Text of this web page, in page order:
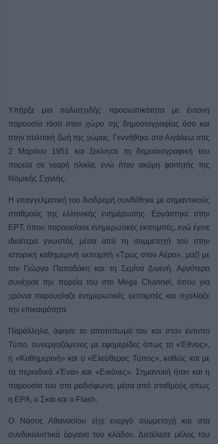
Yπήρξε μια πολυσχιδής προσωπικότητα με έντονη
παρουσία τόσο στον χώρο της δημοσιογραφίας όσο και
στην πολιτική ζωή της χώρας. Γεννήθηκε στο Αιγάλεω στις
2 Μαρτίου 1951 και ξεκίνησε τη δημοσιογραφική του
πορεία σε νεαρή ηλικία, ενώ ήταν ακόμη φοιτητής της
Νομικής Σχολής.
Η επαγγελματική του διαδρομή συνδέθηκε με σημαντικούς
σταθμούς της ελληνικής ενημέρωσης. Εργάστηκε στην
ΕΡΤ, όπου παρουσίασε ενημερωτικές εκπομπές, ενώ έγινε
ιδιαίτερα γνωστός μέσα από τη συμμετοχή του στην
ιστορική καθημερινή εκπομπή «Τρεις στον Αέρα», μαζί με
τον Γιώργο Παπαδάκη και τη Σεμίνα Διγενή. Αργότερα
συνέχισε την πορεία του στο Mega Channel, όπου για
χρόνια παρουσίαζε ενημερωτικές εκπομπές και σχολίαζε
την επικαιρότητα.
Παράλληλα, άφησε το αποτύπωμά του και στον έντυπο
Τύπο, συνεργαζόμενος με εφημερίδες όπως το «Έθνος»,
η «Καθημερινή» και ο «Ελεύθερος Τύπος», καθώς και με
τα περιοδικά «Ένα» και «Εικόνες». Σημαντική ήταν και η
παρουσία του στο ραδιόφωνο, μέσα από σταθμούς όπως
η ΕΡΑ, ο Σκάι και ο Flash.
Ο Νάσος Αθανασίου είχε ενεργό συμμετοχή και στα
συνδικαλιστικά όργανα του κλάδου. Διετέλεσε μέλος του